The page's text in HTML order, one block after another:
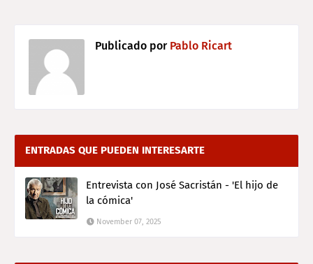
Publicado porPablo Ricart
ENTRADAS QUE PUEDEN INTERESARTE
Entrevista con José Sacristán - 'El hijo de
la cómica'
November 07, 2025